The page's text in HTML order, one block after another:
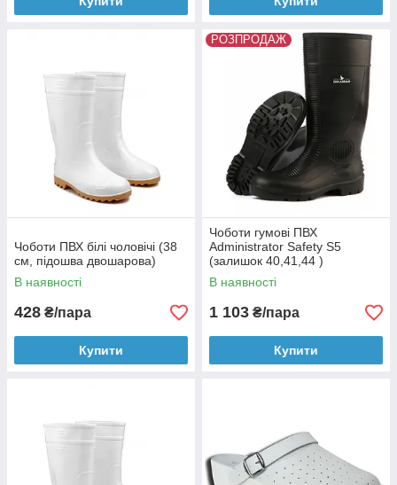
Чоботи ПВХ білі чоловічі (38
см, підошва двошарова)
В наявності
428 ₴/пара
Купити
РОЗПРОДАЖ
Чоботи гумові ПВХ
Administrator Safety S5
(залишок 40,41,44 )
В наявності
1 103 ₴/пара
Купити